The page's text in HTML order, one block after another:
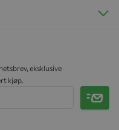
eksklusive
kjøp.
Meld